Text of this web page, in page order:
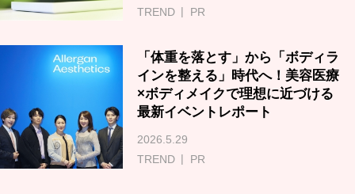
TREND PR
「体重を落とす」から「ボディラ
インを整える」時代へ！美容医療
×ボディメイクで理想に近づける
最新イベントレポート
2026.5.29
TREND
PR